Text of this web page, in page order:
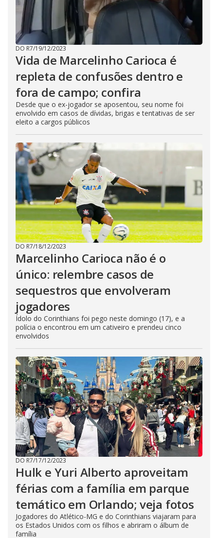
DO R7/19/12/2023
Vida de Marcelinho Carioca é
repleta de confusões dentro e
fora de campo; confira
Desde que o ex-jogador se aposentou, seu nome foi
envolvido em casos de dívidas, brigas e tentativas de ser
eleito a cargos públicos
DO R7/18/12/2023
Marcelinho Carioca não é o
único: relembre casos de
sequestros que envolveram
jogadores
Ídolo do Corinthians foi pego neste domingo (17), e a
polícia o encontrou em um cativeiro e prendeu cinco
envolvidos
DO R7/17/12/2023
Hulk e Yuri Alberto aproveitam
férias com a família em parque
temático em Orlando; veja fotos
Jogadores do Atlético-MG e do Corinthians viajaram para
os Estados Unidos com os filhos e abriram o álbum de
família